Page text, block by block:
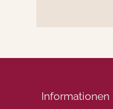
Informationen